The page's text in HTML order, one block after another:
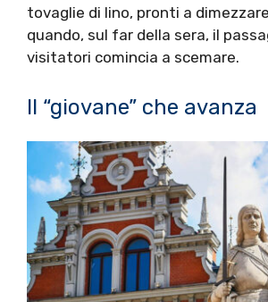
tovaglie di lino, pronti a
quando, sul far della sera, il
visitatori comincia a scemare.
Il “giovane” che avanza